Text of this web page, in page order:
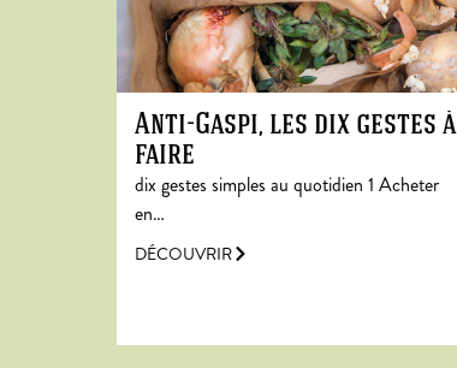
Anti-Gaspi, les dix gestes à
faire
dix gestes simples au quotidien 1 Acheter
en…
DÉCOUVRIR